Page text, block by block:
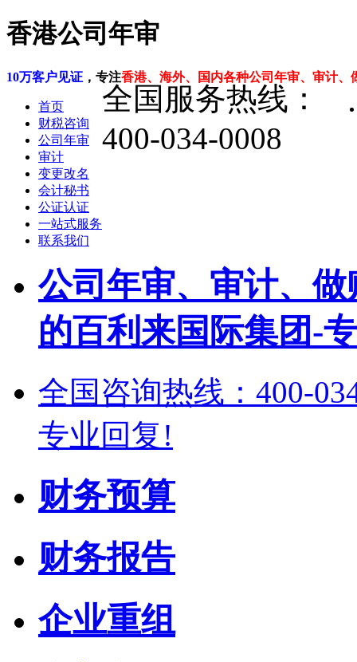
香港公司年审
10万客户见证 ，专注香港、海外、国内各种公司年审、审计、
首页
财税咨询
公司年审
审计
变更改名
会计秘书
公证认证
一站式服务
联系我们
全国服务热线：
400-034-0008
公司年审、审计、
的百利来国际集团-
全国咨询热线：400-
专业回复!
财务预算
财务报告
企业重组